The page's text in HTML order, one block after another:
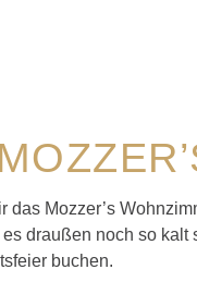
das Mozzer’s
draußen noch so kalt
buchen.